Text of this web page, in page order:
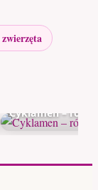
Cyklamen –